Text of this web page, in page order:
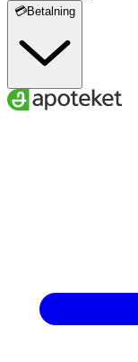
💳Betalning